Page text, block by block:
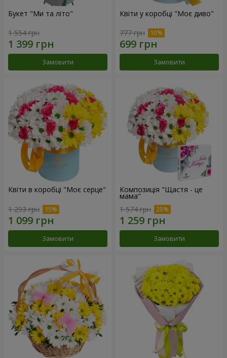
Букет "Ми та літо"
1 554 грн
Замовити
Квіти у коробці "Моє диво"
777 грн
Замовити
Квіти в коробці "Моє серце"
1 293 грн
Замовити
Композиція "Щастя - це
мама"
1 574 грн
Замовити